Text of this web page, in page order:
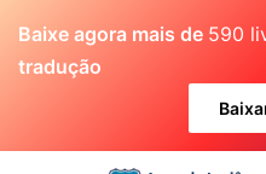
Baixe agora mais de 590
tradução